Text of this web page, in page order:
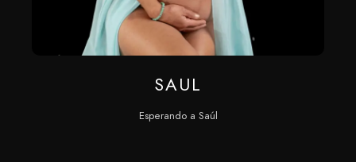
SAUL
Esperando a Saúl